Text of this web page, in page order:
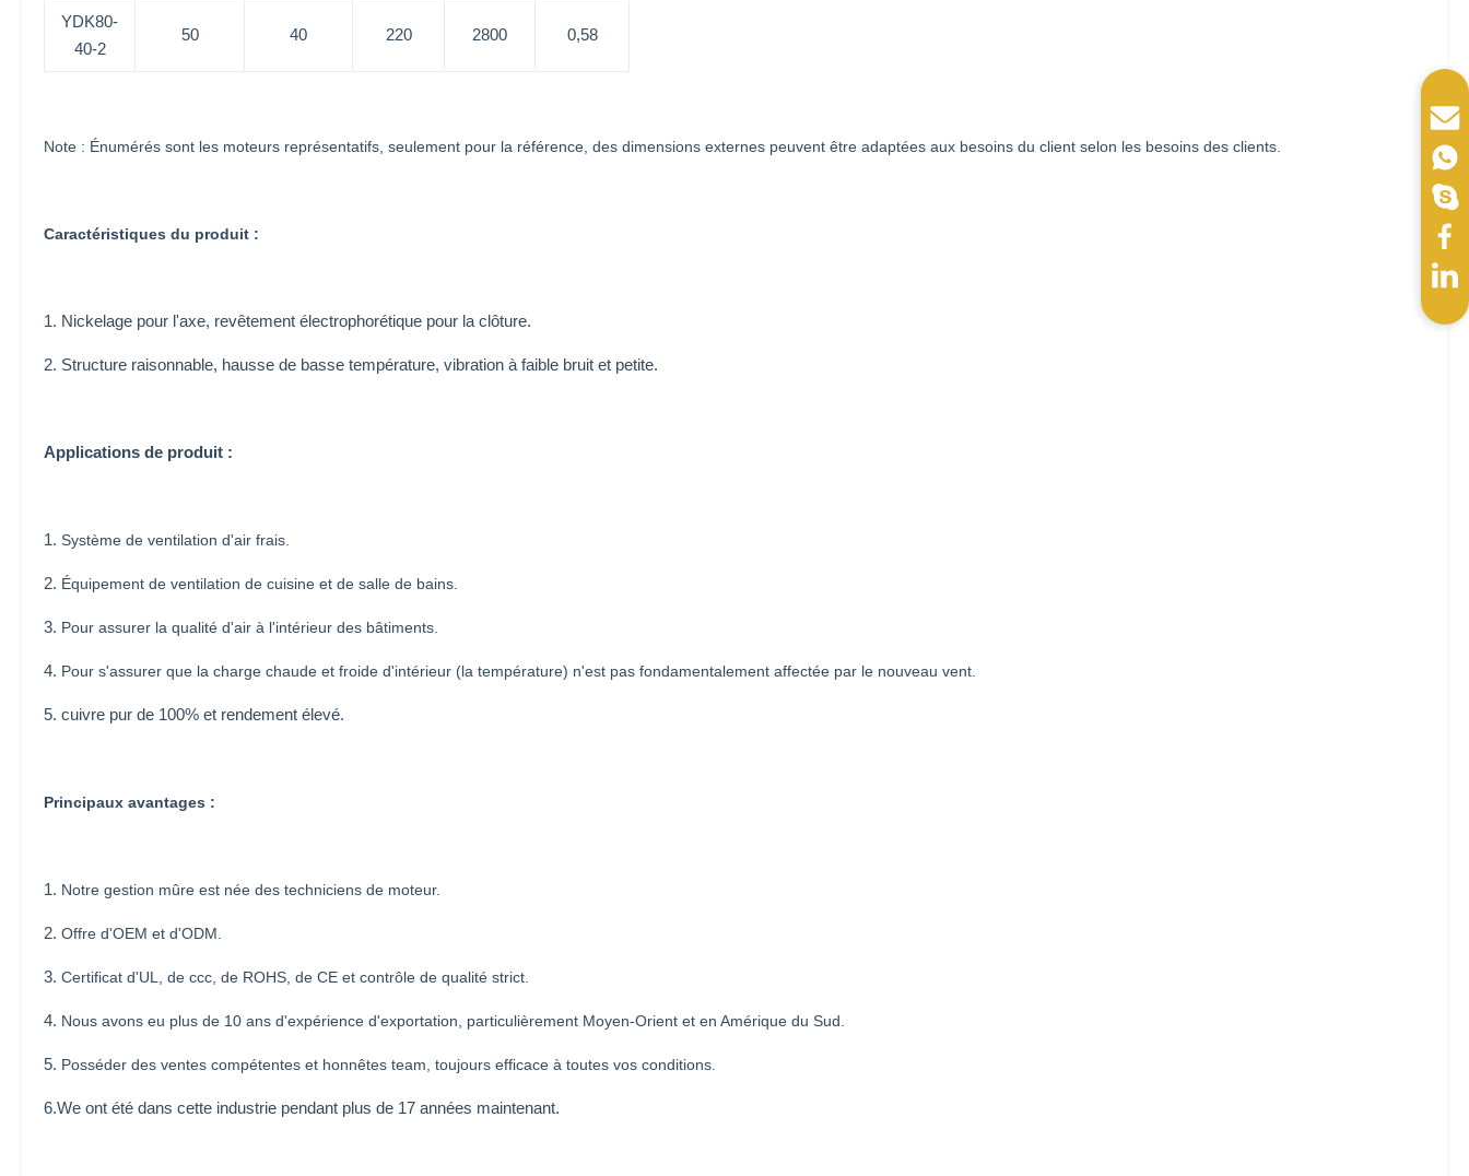
YDK80-
40-2
50 40 220 2800 0,58
Note : Énumérés sont les moteurs représentatifs, seulement pour la référence, des dimensions externes peuvent être adaptées aux besoins du client selon les besoins des clients.
Caractéristiques du produit :
1. Nickelage pour l'axe, revêtement électrophorétique pour la clôture.
2. Structure raisonnable, hausse de basse température, vibration à faible bruit et petite.
Applications de produit :
1. Système de ventilation d'air frais.
2. Équipement de ventilation de cuisine et de salle de bains.
3. Pour assurer la qualité d'air à l'intérieur des bâtiments.
4. Pour s'assurer que la charge chaude et froide d'intérieur (la température) n'est pas fondamentalement affectée par le nouveau vent.
5. cuivre pur de 100% et rendement élevé.
Principaux avantages :
1. Notre gestion mûre est née des techniciens de moteur.
2. Offre d'OEM et d'ODM.
3. Certificat d'UL, de ccc, de ROHS, de CE et contrôle de qualité strict.
4. Nous avons eu plus de 10 ans d'expérience d'exportation, particulièrement Moyen-Orient et en Amérique du Sud.
5. Posséder des ventes compétentes et honnêtes team, toujours efficace à toutes vos conditions.
6.We ont été dans cette industrie pendant plus de 17 années maintenant.